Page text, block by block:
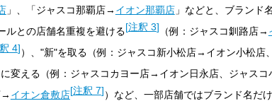
」、「ジャスコ那覇店→ イオン那覇店」などと、ブランド
ルとの店舗名重複を避ける[注釈 3] （例：ジャスコ釧路店→
4]）、"新"を取る（例：ジャスコ新小松店→イオン小松店
に変える（例：ジャスコカヨー店→イオン日永店、ジャス
→ イオン倉敷店[注釈 7]）など、一部店舗ではブランド名だ